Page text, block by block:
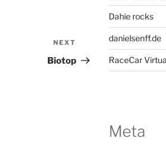
Post
NEXT
Biotop
Dahie rocks
danielsenff.de
RaceCar
Meta